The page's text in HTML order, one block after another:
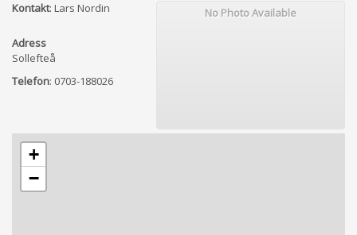
Kontakt: Lars Nordin
Adress
Sollefteå
Telefon: 0703-188026
No Photo Available
+
−